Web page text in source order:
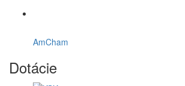
AmCham
Dotácie